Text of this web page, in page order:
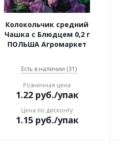
Колокольчик средний
Чашка с Блюдцем 0,2 г
ПОЛЬША Агромаркет
Есть в наличии (31)
Розничная цена
1.22руб./упак
Цена по дисконту
1.15руб./упак